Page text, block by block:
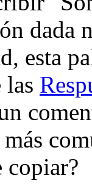
dada
esta
las
copiar?